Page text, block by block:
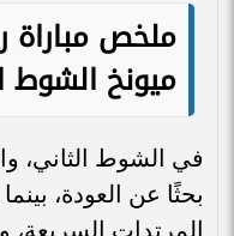
ملخص مباراة
ميونخ الشوط
في الشوط الثاني،
بحثًا عن العودة،
المرتدات السريعة،